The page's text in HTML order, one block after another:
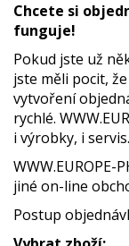
Chcete si
funguje!
Pokud jste už
jste měli pocit,
vytvoření
rychlé.
i výrobky, i servis.
WWW.EUROPE-
jiné on-line
Postup